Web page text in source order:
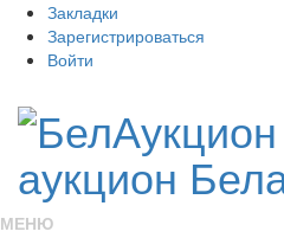
Закладки
Зарегистрироваться
Войти
МЕНЮ